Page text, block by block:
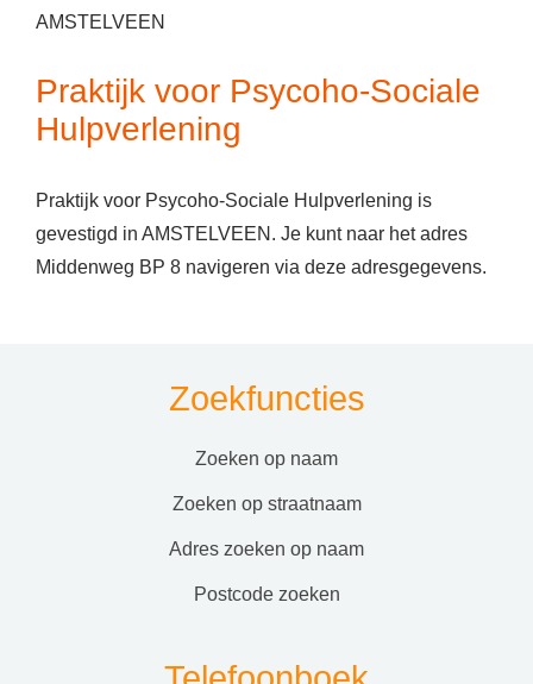
AMSTELVEEN
Praktijk voor Psycoho-Sociale
Hulpverlening
Praktijk voor Psycoho-Sociale Hulpverlening is
gevestigd in AMSTELVEEN. Je kunt naar het adres
Middenweg BP 8 navigeren via deze adresgegevens.
Zoekfuncties
zoeken op naam
zoeken op straatnaam
adres zoeken op naam
postcode zoeken